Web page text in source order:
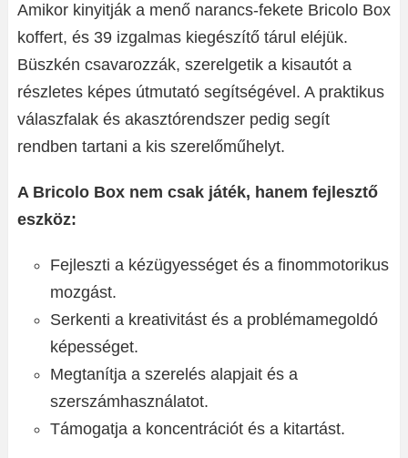
Amikor kinyitják a menő narancs-fekete Bricolo Box
koffert, és 39 izgalmas kiegészítő tárul eléjük.
Büszkén csavarozzák, szerelgetik a kisautót a
részletes képes útmutató segítségével. A praktikus
válaszfalak és akasztórendszer pedig segít
rendben tartani a kis szerelőműhelyt.
A Bricolo Box nem csak játék, hanem fejlesztő
eszköz:
Fejleszti a kézügyességet és a finommotorikus
mozgást.
Serkenti a kreativitást és a problémamegoldó
képességet.
Megtanítja a szerelés alapjait és a
szerszámhasználatot.
Támogatja a koncentrációt és a kitartást.